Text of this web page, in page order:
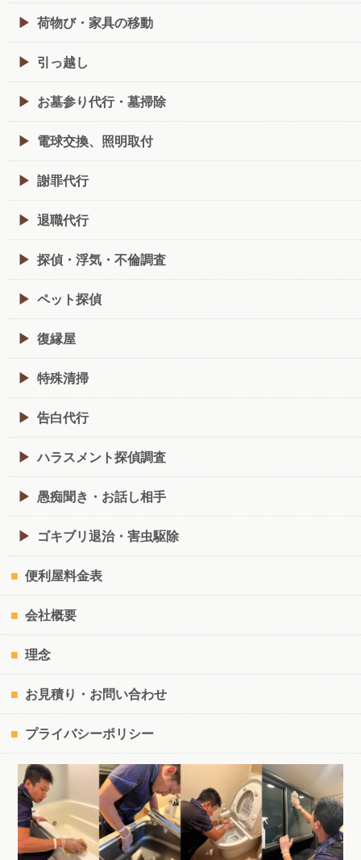
荷物び・家具の移動
引っ越し
お墓参り代行・墓掃除
電球交換、照明取付
謝罪代行
退職代行
探偵・浮気・不倫調査
ペット探偵
復縁屋
特殊清掃
告白代行
ハラスメント探偵調査
愚痴聞き・お話し相手
ゴキブリ退治・害虫駆除
便利屋料金表
会社概要
理念
お見積り・お問い合わせ
プライバシーポリシー